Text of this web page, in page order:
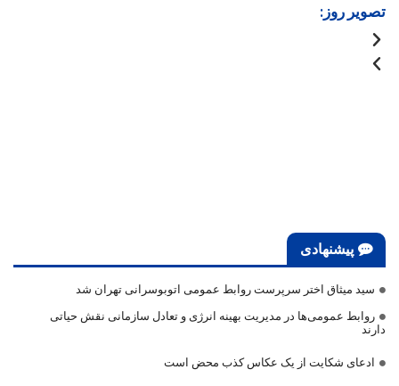
تصویر روز:
پیشنهادی
سید میثاق اختر سرپرست روابط عمومی اتوبوسرانی تهران شد
روابط عمومی‌ها در مدیریت بهینه انرژی و تعادل سازمانی نقش حیاتی
دارند
ادعای شکایت از یک عکاس کذب محض است